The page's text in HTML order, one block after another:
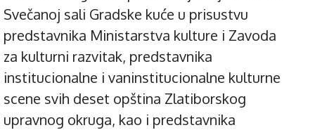
Svečanoj sali Gradske kuće u prisustvu
predstavnika Ministarstva kulture i Zavoda
za kulturni razvitak, predstavnika
institucionalne i vaninstitucionalne kulturne
scene svih deset opština Zlatiborskog
upravnog okruga, kao i predstavnika